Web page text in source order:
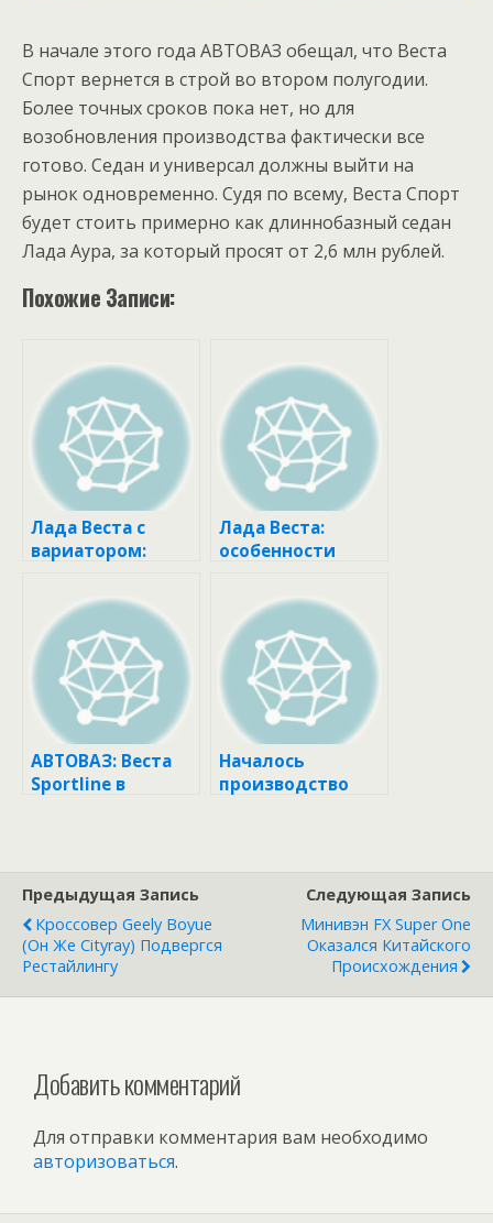
В начале этого года АВТОВАЗ обещал, что Веста
Спорт вернется в строй во втором полугодии.
Более точных сроков пока нет, но для
возобновления производства фактически все
готово. Седан и универсал должны выйти на
рынок одновременно. Судя по всему, Веста Спорт
будет стоить примерно как длиннобазный седан
Лада Аура, за который просят от 2,6 млн рублей.
Похожие Записи:
Лада Веста с
вариатором:
базовым
мотором 1.6
Лада Веста:
особенности
АВТОВАЗ: Веста
Sportline в
Началось
производство
Предыдущая Запись
Кроссовер Geely Boyue
(он Же Cityray) Подвергся
Рестайлингу
Следующая Запись
Минивэн FX Super One
Оказался Китайского
Происхождения
Добавить комментарий
Для отправки комментария вам необходимо
авторизоваться.